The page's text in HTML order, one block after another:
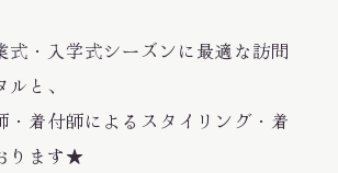
式・入学式シーズンに最適な訪問
と、
・着付師によるスタイリング・着
ります★